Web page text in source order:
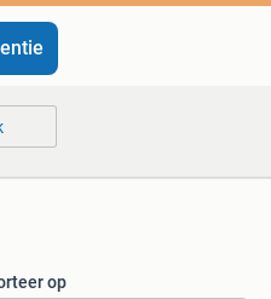
op